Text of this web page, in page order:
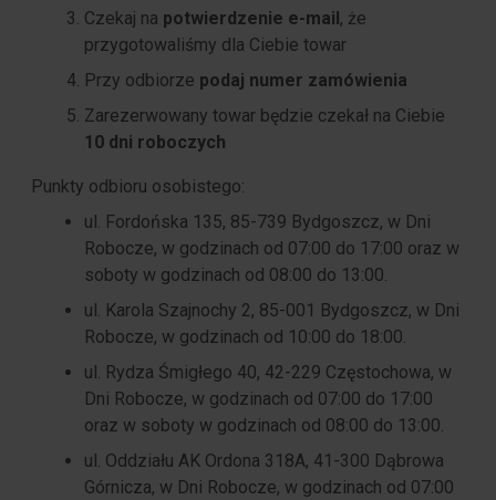
Czekaj na potwierdzenie e-mail , że
przygotowaliśmy dla Ciebie towar
Przy odbiorze podaj numer zamówienia
Zarezerwowany towar będzie czekał na Ciebie
10 dni roboczych
Punkty odbioru osobistego:
ul. Fordońska 135, 85-739 Bydgoszcz, w Dni
Robocze, w godzinach od 07:00 do 17:00 oraz w
soboty w godzinach od 08:00 do 13:00.
ul. Karola Szajnochy 2, 85-001 Bydgoszcz, w Dni
Robocze, w godzinach od 10:00 do 18:00.
ul. Rydza Śmigłego 40, 42-229 Częstochowa, w
Dni Robocze, w godzinach od 07:00 do 17:00
oraz w soboty w godzinach od 08:00 do 13:00.
ul. Oddziału AK Ordona 318A, 41-300 Dąbrowa
Górnicza, w Dni Robocze, w godzinach od 07:00